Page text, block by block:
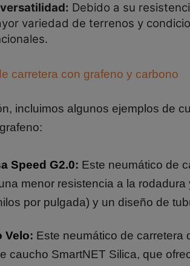
Debido a su
variedad de terrenos y
carretera con grafeno y carbono
incluimos algunos ejemplos de
Speed G2.0: Este neumático de
menor resistencia a la
por pulgada) y un diseño de
Velo: Este neumático de carretera
caucho SmartNET Silica, que